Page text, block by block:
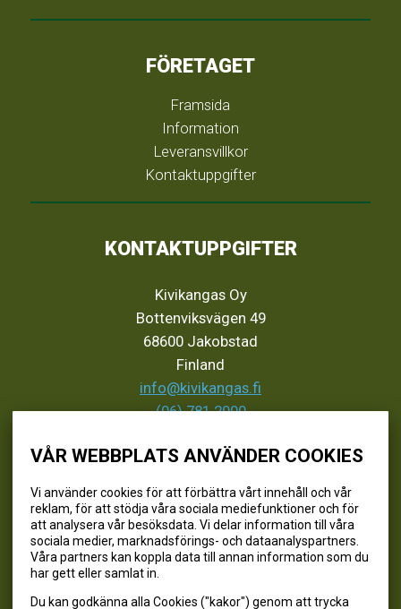
VÅR WEBBPLATS ANVÄNDER COOKIES
Vi använder cookies för att förbättra vårt innehåll och vår
reklam, för att stödja våra sociala mediefunktioner och för
att analysera vår besöksdata. Vi delar information till våra
sociala medier, marknadsförings- och dataanalyspartners.
Våra partners kan koppla data till annan information som du
har gett eller samlat in.
Du kan godkänna alla Cookies ("kakor") genom att trycka
FÖRETAGET
Framsida
Information
Leveransvillkor
Kontaktuppgifter
KONTAKTUPPGIFTER
Kivikangas Oy
Bottenviksvägen 49
68600 Jakobstad
Finland
info@kivikangas.fi
(06) 781 2900
SEURAA MEITÄ
@kivikangaskalastus
@kivikangaskasvihuoneet
@kivikangas_kalastus
@kivikangaskasvihuoneet